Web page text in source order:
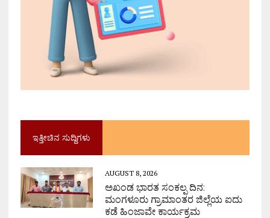
ಇತ್ತೀಚಿನ ಸುದ್ದಿಗಳು
AUGUST 8, 2026
ಅಖಂಡ ಭಾರತ ಸಂಕಲ್ಪ ದಿನ:
ಮಂಗಳೂರು ಗ್ರಾಮಾಂತರ ಜಿಲ್ಲೆಯ ಐದು
ಕಡೆ ಹಿಂಜಾವೇ ಕಾರ್ಯಕ್ರಮ